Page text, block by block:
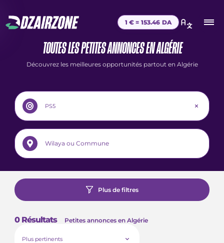
1 € = 153.46 DA
TOUTES LES PETITES ANNONCES EN ALGÉRIE
Découvrez les meilleures opportunités partout en Algérie
Plus de filtres
0 Résultats Petites annonces en Algérie
Plus pertinents